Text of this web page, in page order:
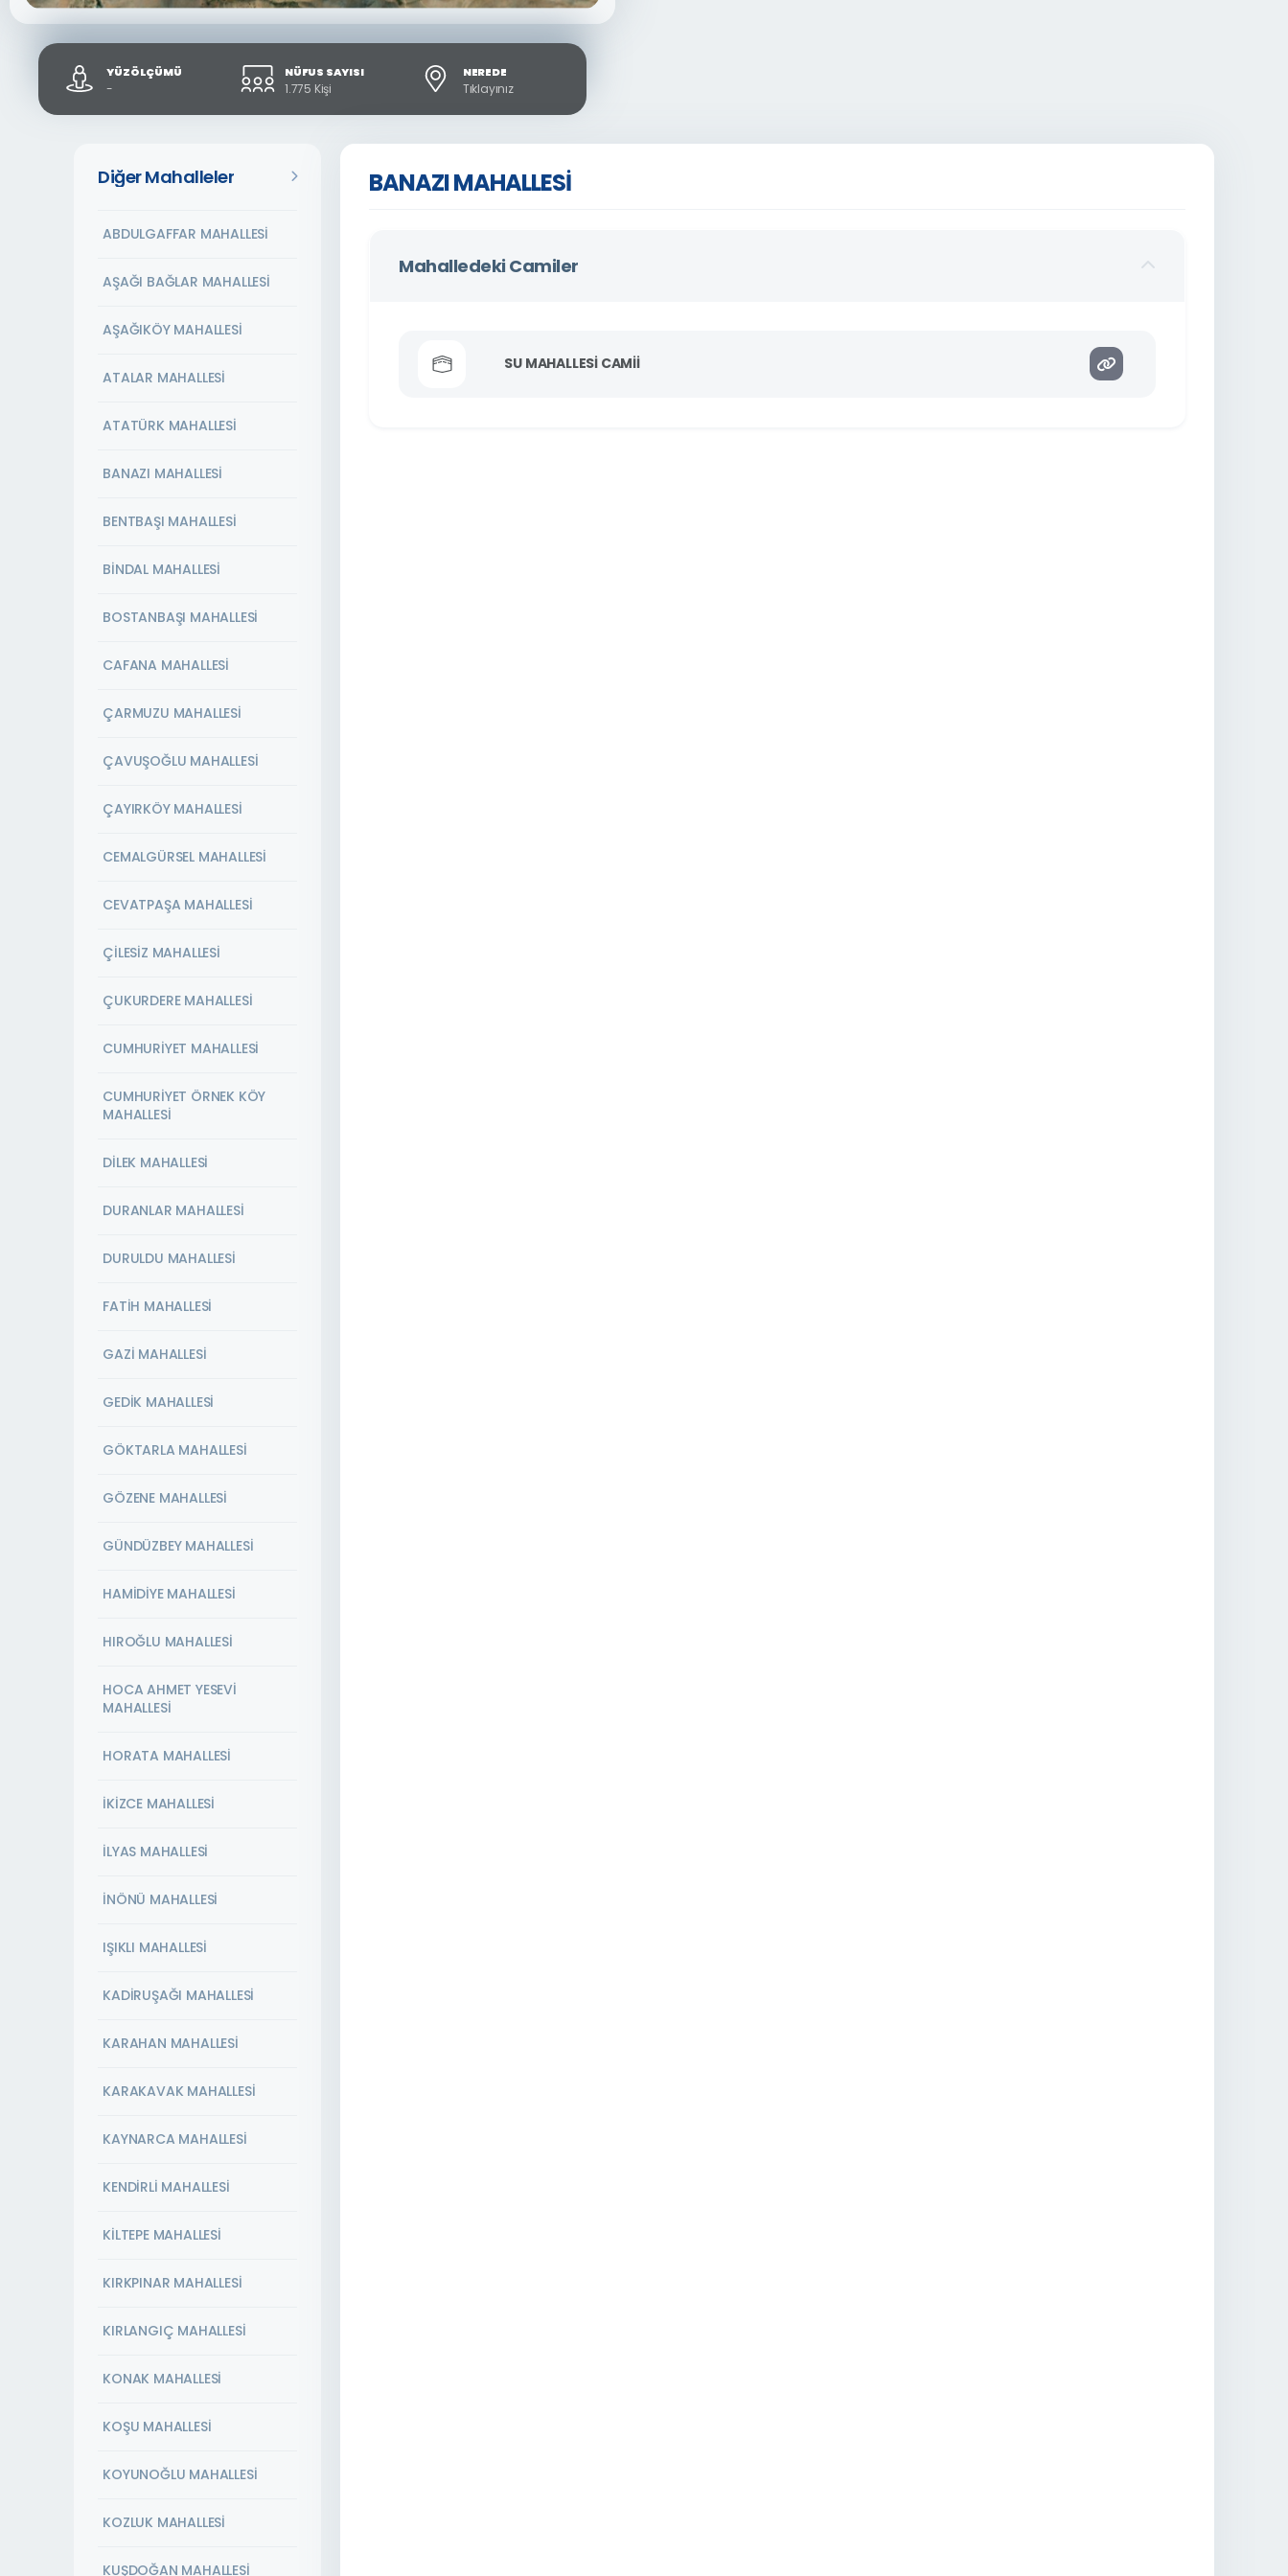
YÜZÖLÇÜMÜ
-
NÜFUS SAYISI
1.775 Kişi
NEREDE
Tıklayınız
Diğer Mahalleler
ABDULGAFFAR MAHALLESİ
AŞAĞI BAĞLAR MAHALLESİ
AŞAĞIKÖY MAHALLESİ
ATALAR MAHALLESİ
ATATÜRK MAHALLESİ
BANAZI MAHALLESİ
BENTBAŞI MAHALLESİ
BİNDAL MAHALLESİ
BOSTANBAŞI MAHALLESİ
CAFANA MAHALLESİ
ÇARMUZU MAHALLESİ
ÇAVUŞOĞLU MAHALLESİ
ÇAYIRKÖY MAHALLESİ
CEMALGÜRSEL MAHALLESİ
CEVATPAŞA MAHALLESİ
ÇİLESİZ MAHALLESİ
ÇUKURDERE MAHALLESİ
CUMHURİYET MAHALLESİ
CUMHURİYET ÖRNEK KÖY
MAHALLESİ
DİLEK MAHALLESİ
DURANLAR MAHALLESİ
DURULDU MAHALLESİ
FATİH MAHALLESİ
GAZİ MAHALLESİ
GEDİK MAHALLESİ
GÖKTARLA MAHALLESİ
GÖZENE MAHALLESİ
GÜNDÜZBEY MAHALLESİ
HAMİDİYE MAHALLESİ
HIROĞLU MAHALLESİ
HOCA AHMET YESEVİ
MAHALLESİ
HORATA MAHALLESİ
İKİZCE MAHALLESİ
İLYAS MAHALLESİ
İNÖNÜ MAHALLESİ
IŞIKLI MAHALLESİ
KADİRUŞAĞI MAHALLESİ
KARAHAN MAHALLESİ
KARAKAVAK MAHALLESİ
KAYNARCA MAHALLESİ
KENDİRLİ MAHALLESİ
KİLTEPE MAHALLESİ
KIRKPINAR MAHALLESİ
KIRLANGIÇ MAHALLESİ
KONAK MAHALLESİ
KOŞU MAHALLESİ
KOYUNOĞLU MAHALLESİ
KOZLUK MAHALLESİ
KUŞDOĞAN MAHALLESİ
BANAZI MAHALLESİ
Mahalledeki Camiler
SU MAHALLESİ CAMİİ